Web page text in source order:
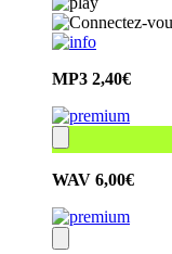
MP3 2,40€
WAV 6,00€